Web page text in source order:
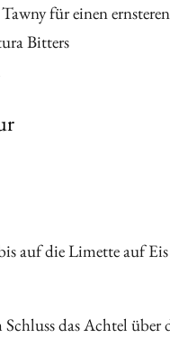
für einen
Bitters
auf die Limette auf
Schluss das Achtel über